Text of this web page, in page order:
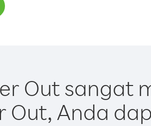
Out sangat
Out, Anda